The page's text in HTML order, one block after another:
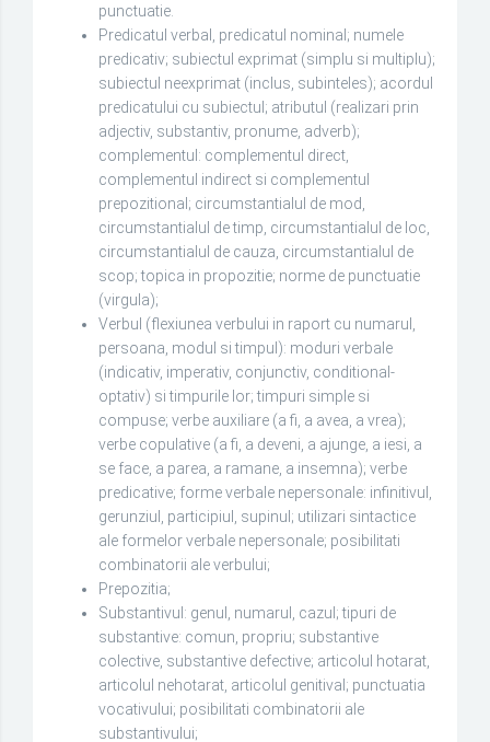
punctuatie.
Predicatul verbal, predicatul nominal; numele
predicativ; subiectul exprimat (simplu si multiplu);
subiectul neexprimat (inclus, subinteles); acordul
predicatului cu subiectul; atributul (realizari prin
adjectiv, substantiv, pronume, adverb);
complementul: complementul direct,
complementul indirect si complementul
prepozitional; circumstantialul de mod,
circumstantialul de timp, circumstantialul de loc,
circumstantialul de cauza, circumstantialul de
scop; topica in propozitie; norme de punctuatie
(virgula);
Verbul (flexiunea verbului in raport cu numarul,
persoana, modul si timpul): moduri verbale
(indicativ, imperativ, conjunctiv, conditional-
optativ) si timpurile lor; timpuri simple si
compuse; verbe auxiliare (a fi, a avea, a vrea);
verbe copulative (a fi, a deveni, a ajunge, a iesi, a
se face, a parea, a ramane, a insemna); verbe
predicative; forme verbale nepersonale: infinitivul,
gerunziul, participiul, supinul; utilizari sintactice
ale formelor verbale nepersonale; posibilitati
combinatorii ale verbului;
Prepozitia;
Substantivul: genul, numarul, cazul; tipuri de
substantive: comun, propriu; substantive
colective, substantive defective; articolul hotarat,
articolul nehotarat, articolul genitival; punctuatia
vocativului; posibilitati combinatorii ale
substantivului;